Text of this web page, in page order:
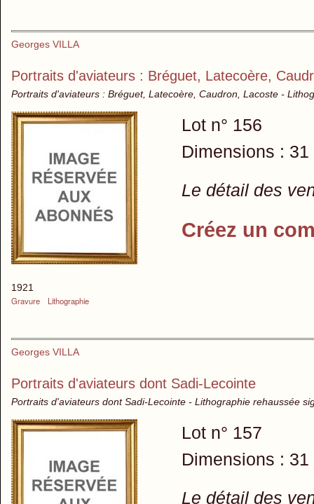
Georges VILLA
Portraits d'aviateurs : Bréguet, Latecoère,
Portraits d'aviateurs : Bréguet, Latecoère, Caudron, Lacoste -
1921
Gravure
Lithographie
Lot n° 156
Dimensions :
Le détail des
Créez un
Georges VILLA
Portraits d'aviateurs dont Sadi-Lecointe
Portraits d'aviateurs dont Sadi-Lecointe - Lithographie rehaussée
Lot n° 157
Dimensions :
Le détail des